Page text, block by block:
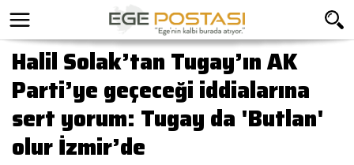
Halil Solak’tan Tugay’ın AK
Parti’ye geçeceği iddialarına
sert yorum: Tugay da 'Butlan'
olur İzmir’de